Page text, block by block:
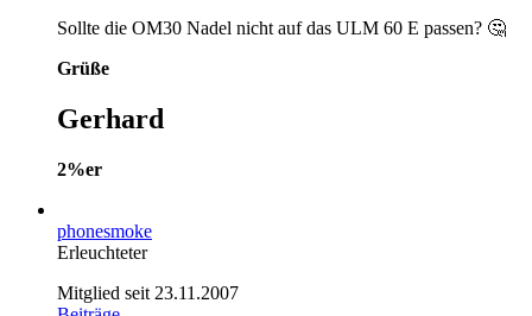
Sollte die OM30 Nadel nicht auf das ULM 60 E passen? 🤔
Grüße
Gerhard
2%er
phonesmoke
Erleuchteter
Mitglied seit 23.11.2007